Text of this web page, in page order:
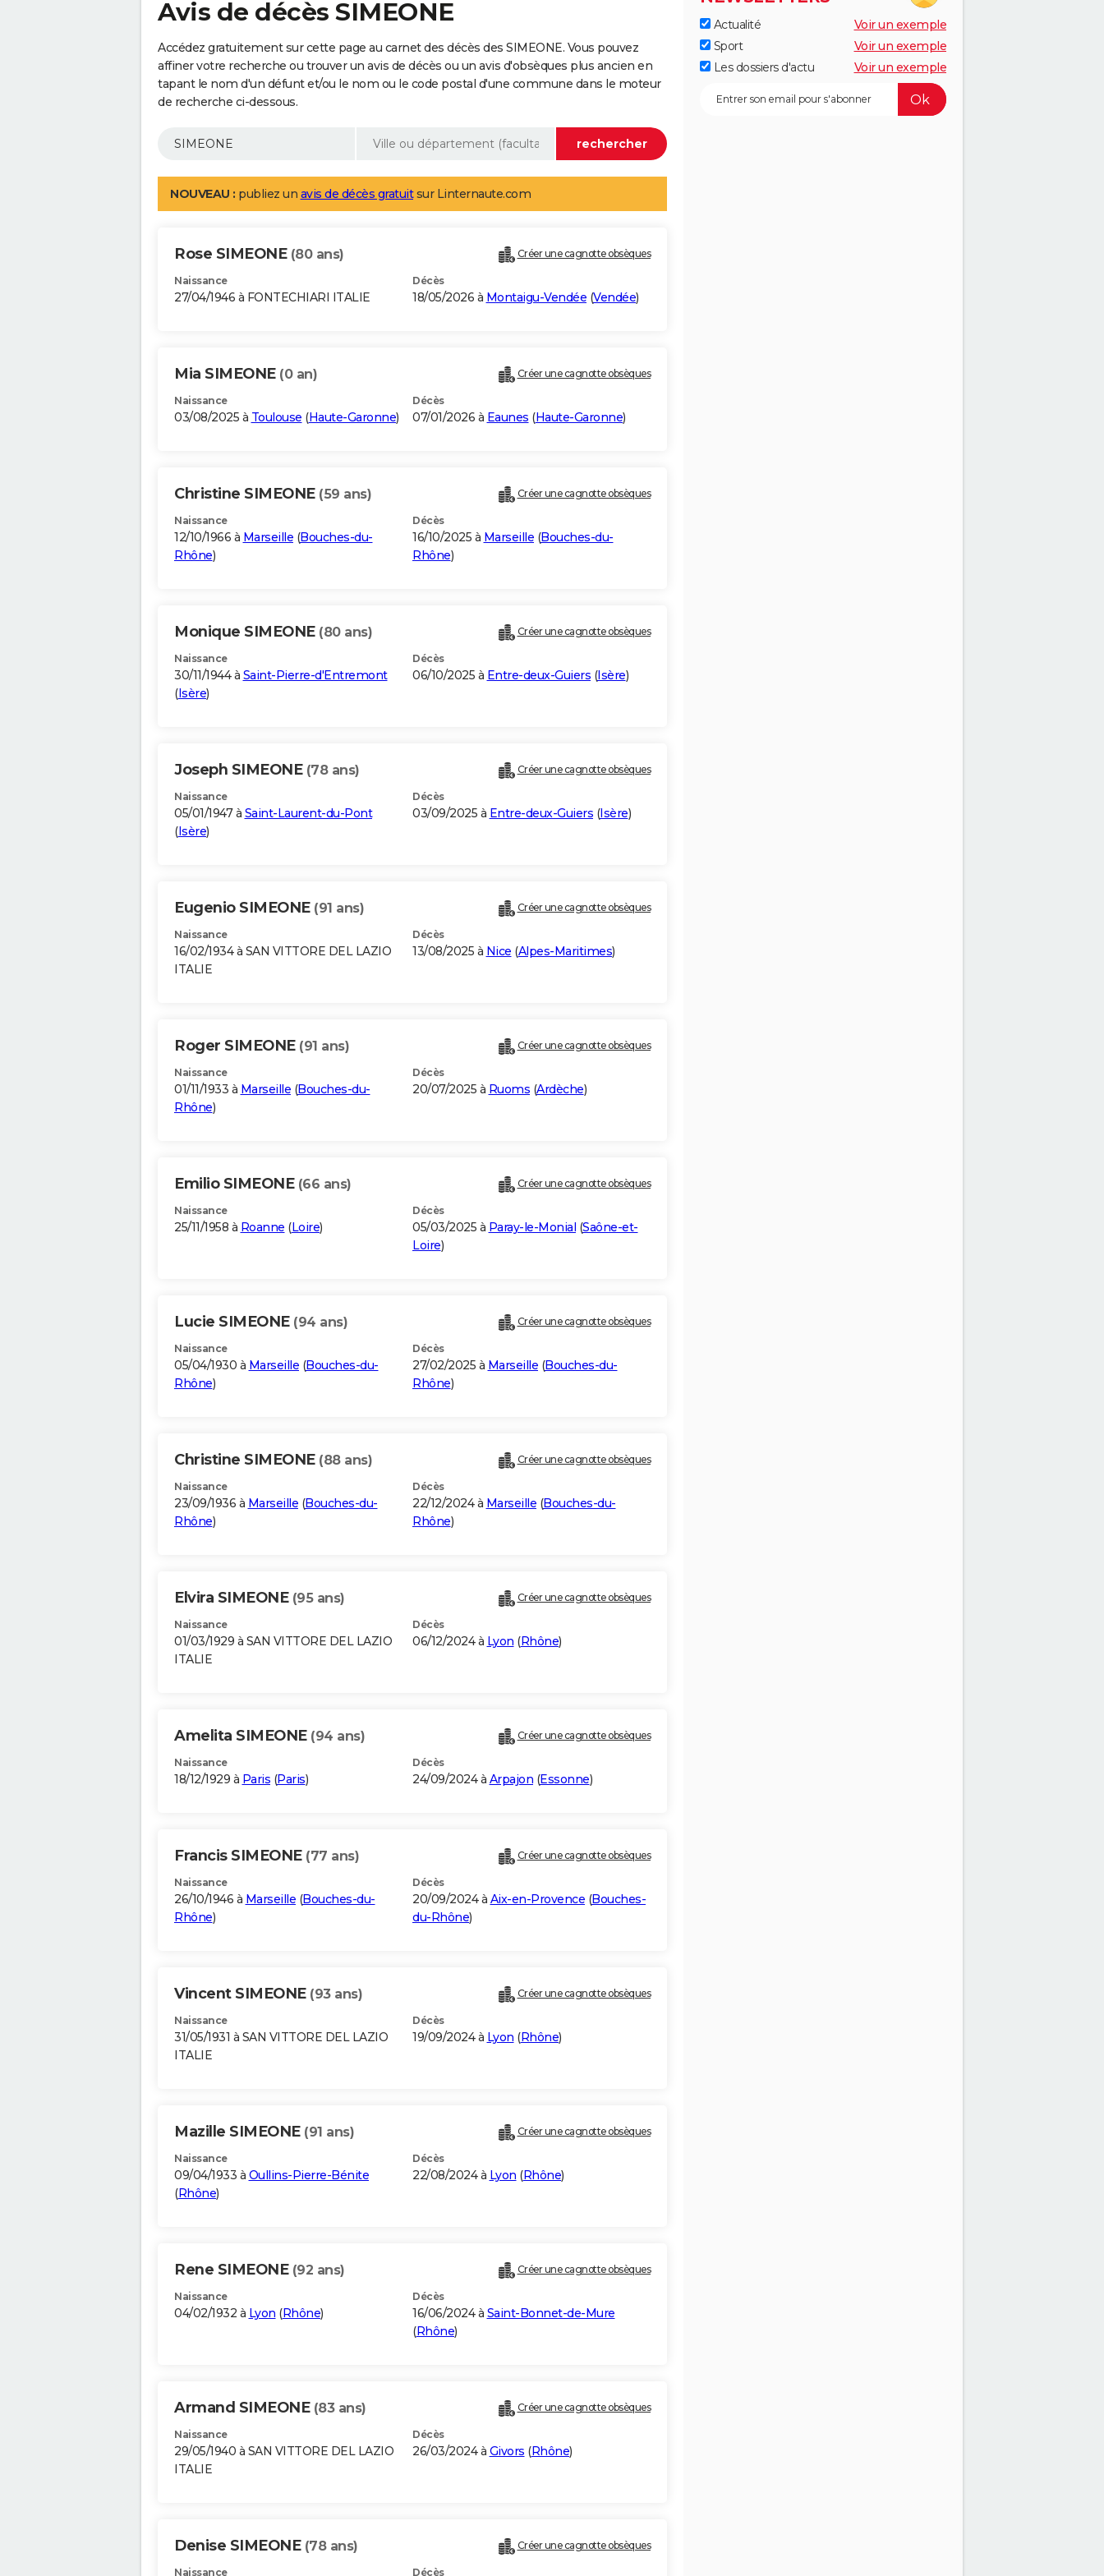
Avis de décès SIMEONE
Accédez gratuitement sur cette page au carnet des décès des SIMEONE. Vous pouvez
affiner votre recherche ou trouver un avis de décès ou un avis d'obsèques plus ancien en
tapant le nom d'un défunt et/ou le nom ou le code postal d'une commune dans le moteur
de recherche ci-dessous.
NOUVEAU : publiez un avis de décès gratuitsur Linternaute.com
Rose SIMEONE (80 ans) Créer une cagnotte obsèques
Naissance
27/04/1946 à FONTECHIARI ITALIE
Décès
18/05/2026 à Montaigu-Vendée (Vendée)
Mia SIMEONE (0 an) Créer une cagnotte obsèques
Naissance
03/08/2025 à Toulouse (Haute-Garonne)
Décès
07/01/2026 à Eaunes (Haute-Garonne)
Christine SIMEONE (59 ans) Créer une cagnotte obsèques
Naissance
12/10/1966 à Marseille (Bouches-du-
Rhône)
Décès
16/10/2025 à Marseille (Bouches-du-
Rhône)
Monique SIMEONE (80 ans) Créer une cagnotte obsèques
Naissance
30/11/1944 à Saint-Pierre-d'Entremont
(Isère)
Décès
06/10/2025 à Entre-deux-Guiers (Isère)
Joseph SIMEONE (78 ans) Créer une cagnotte obsèques
Naissance
05/01/1947 à Saint-Laurent-du-Pont
(Isère)
Décès
03/09/2025 à Entre-deux-Guiers (Isère)
Eugenio SIMEONE (91 ans) Créer une cagnotte obsèques
Naissance
16/02/1934 à SAN VITTORE DEL LAZIO
ITALIE
Décès
13/08/2025 à Nice (Alpes-Maritimes)
Roger SIMEONE (91 ans) Créer une cagnotte obsèques
Naissance
01/11/1933 à Marseille (Bouches-du-
Rhône)
Décès
20/07/2025 à Ruoms (Ardèche)
Emilio SIMEONE (66 ans) Créer une cagnotte obsèques
Naissance
25/11/1958 à Roanne (Loire)
Décès
05/03/2025 à Paray-le-Monial (Saône-et-
Loire)
Lucie SIMEONE (94 ans) Créer une cagnotte obsèques
Naissance
05/04/1930 à Marseille (Bouches-du-
Rhône)
Décès
27/02/2025 à Marseille (Bouches-du-
Rhône)
Christine SIMEONE (88 ans) Créer une cagnotte obsèques
Naissance
23/09/1936 à Marseille (Bouches-du-
Rhône)
Décès
22/12/2024 à Marseille (Bouches-du-
Rhône)
Elvira SIMEONE (95 ans) Créer une cagnotte obsèques
Naissance
01/03/1929 à SAN VITTORE DEL LAZIO
ITALIE
Décès
06/12/2024 à Lyon (Rhône)
Amelita SIMEONE (94 ans) Créer une cagnotte obsèques
Naissance
18/12/1929 à Paris (Paris)
Décès
24/09/2024 à Arpajon (Essonne)
Francis SIMEONE (77 ans) Créer une cagnotte obsèques
Naissance
26/10/1946 à Marseille (Bouches-du-
Rhône)
Décès
20/09/2024 à Aix-en-Provence (Bouches-
du-Rhône)
Vincent SIMEONE (93 ans) Créer une cagnotte obsèques
Naissance
31/05/1931 à SAN VITTORE DEL LAZIO
ITALIE
Décès
19/09/2024 à Lyon (Rhône)
Mazille SIMEONE (91 ans) Créer une cagnotte obsèques
Naissance
09/04/1933 à Oullins-Pierre-Bénite
(Rhône)
Décès
22/08/2024 à Lyon (Rhône)
Rene SIMEONE (92 ans) Créer une cagnotte obsèques
Naissance
04/02/1932 à Lyon (Rhône)
Décès
16/06/2024 à Saint-Bonnet-de-Mure
(Rhône)
Armand SIMEONE (83 ans) Créer une cagnotte obsèques
Naissance
29/05/1940 à SAN VITTORE DEL LAZIO
ITALIE
Décès
26/03/2024 à Givors (Rhône)
Denise SIMEONE (78 ans) Créer une cagnotte obsèques
Naissance Décès
Actualité
Voir un exemple
Sport
Voir un exemple
Les dossiers d'actu
Voir un exemple